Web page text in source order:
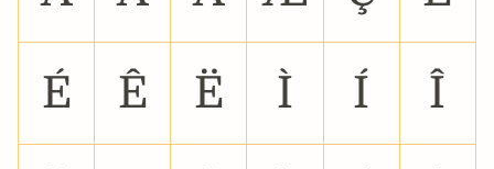
É Ê Ë Ì Í Î